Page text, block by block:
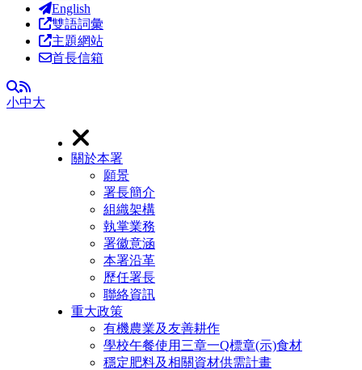
English
雙語詞彙
主題網站
首長信箱
全文檢索
RSS
小中大
關於本署
願景
署長簡介
組織架構
執掌業務
署徽意涵
本署沿革
歷任署長
聯絡資訊
重大政策
有機農業及友善耕作
學校午餐使用三章一Q標章(示)食材
穩定肥料及相關資材供需計畫